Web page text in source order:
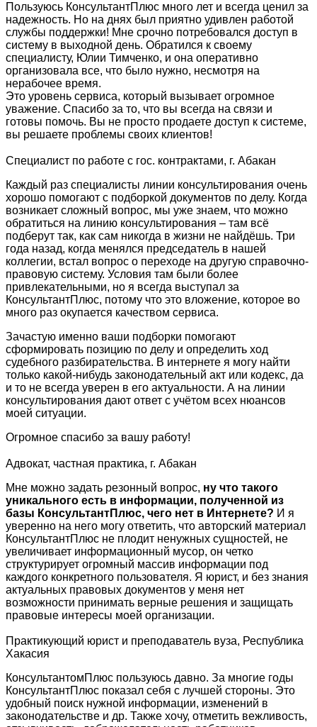
Пользуюсь КонсультантПлюс много лет и всегда ценил за
надежность. Но на днях был приятно удивлен работой
службы поддержки! Мне срочно потребовался доступ в
систему в выходной день. Обратился к своему
специалисту, Юлии Тимченко, и она оперативно
организовала все, что было нужно, несмотря на
нерабочее время.
Это уровень сервиса, который вызывает огромное
уважение. Спасибо за то, что вы всегда на связи и
готовы помочь. Вы не просто продаете доступ к системе,
вы решаете проблемы своих клиентов!
Специалист по работе с гос. контрактами, г. Абакан
Каждый раз специалисты линии консультирования очень
хорошо помогают с подборкой документов по делу. Когда
возникает сложный вопрос, мы уже знаем, что можно
обратиться на линию консультирования – там всё
подберут так, как сам никогда в жизни не найдёшь. Три
года назад, когда менялся председатель в нашей
коллегии, встал вопрос о переходе на другую справочно-
правовую систему. Условия там были более
привлекательными, но я всегда выступал за
КонсультантПлюс, потому что это вложение, которое во
много раз окупается качеством сервиса.
Зачастую именно ваши подборки помогают
сформировать позицию по делу и определить ход
судебного разбирательства. В интернете я могу найти
только какой-нибудь законодательный акт или кодекс, да
и то не всегда уверен в его актуальности. А на линии
консультирования дают ответ с учётом всех нюансов
моей ситуации.
Огромное спасибо за вашу работу!
Адвокат, частная практика, г. Абакан
Мне можно задать резонный вопрос, ну что такого
уникального есть в информации, полученной из
базы КонсультантПлюс, чего нет в Интернете? И я
уверенно на него могу ответить, что авторский материал
КонсультантПлюс не плодит ненужных сущностей, не
увеличивает информационный мусор, он четко
структурирует огромный массив информации под
каждого конкретного пользователя. Я юрист, и без знания
актуальных правовых документов у меня нет
возможности принимать верные решения и защищать
правовые интересы моей организации.
Практикующий юрист и преподаватель вуза, Республика
Хакасия
КонсультантомПлюс пользуюсь давно. За многие годы
КонсультантПлюс показал себя с лучшей стороны. Это
удобный поиск нужной информации, изменений в
законодательстве и др. Также хочу, отметить вежливость,